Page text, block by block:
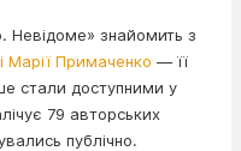
Невідоме» знайомить з
Марії Примаченко — її
стали доступними у
79 авторських
публічно.